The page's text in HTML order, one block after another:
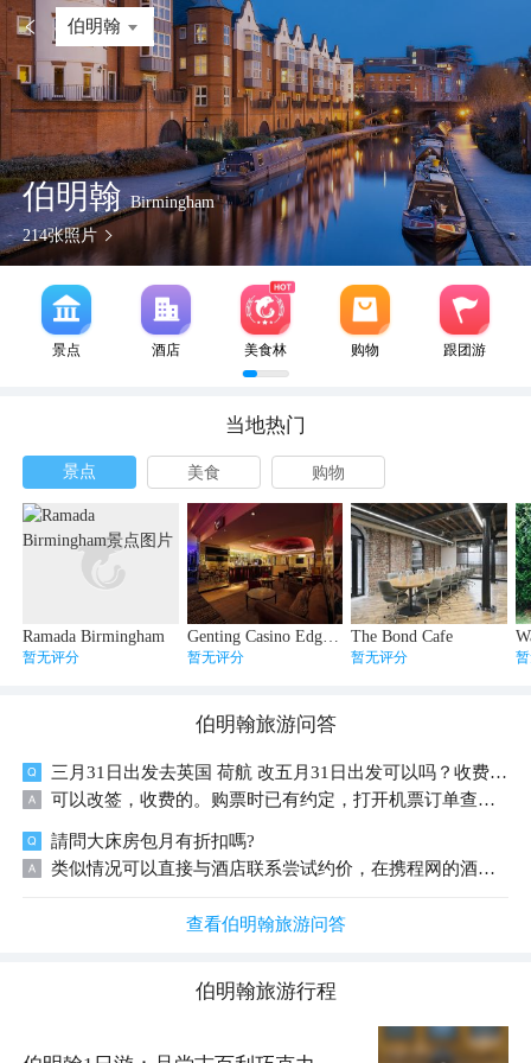
 伯明翰
伯明翰Birmingham
214张照片
景点 酒店 美食林 购物 跟团游
当地热门
景点 美食 购物
Ramada Birmingham
暂无评分
Genting Casino Edgbaston
暂无评分
The Bond Cafe
暂无评分
伯明翰旅游问答
三月31日出发去英国 荷航 改五月31日出发可以吗？收费不收
可以改签，收费的。购票时已有约定，打开机票订单查看退改规定（如图）&hellip;&hellip; 帮到您，请点绿色采纳！
請問大床房包月有折扣嗎?
类似情况可以直接与酒店联系尝试约价，在携程网的酒店详情中可以查看到酒店的联系方式。
查看伯明翰旅游问答
伯明翰旅游行程